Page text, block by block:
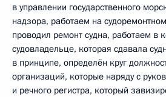
в управлении государственного
надзора, работаем на
проводил ремонт судна, работаем в
судовладельце, которая сдавала
в принципе, определён круг
организаций, которые наряду с
и речного регистра, который